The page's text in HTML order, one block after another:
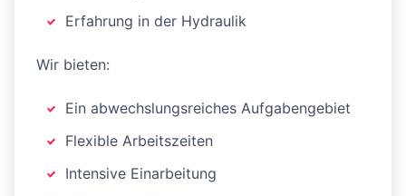
Erfahrung in der Hydraulik
Wir bieten:
Ein abwechslungsreiches Aufgabengebiet
Flexible Arbeitszeiten
Intensive Einarbeitung